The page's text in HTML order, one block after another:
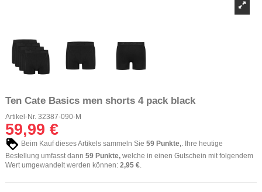
Ten Cate Basics men shorts 4 pack black
Artikel-Nr. 32387-090-M
59,99 €
Beim Kauf dieses Artikels sammeln Sie 59 Punkte,. Ihre heutige
Bestellung umfasst dann 59 Punkte, welche in einen Gutschein mit folgendem
Wert umgewandelt werden können: 2,95 €